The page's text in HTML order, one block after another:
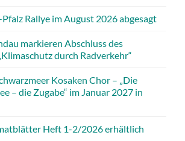
Rallye im August 2026 abgesagt
markieren Abschluss des
durch Radverkehr“
Kosaken Chor – „Die
– die Zugabe“ im Januar 2027 in
Heft 1-2/2026 erhältlich